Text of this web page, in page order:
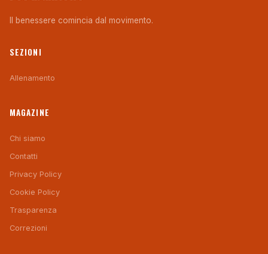
Il benessere comincia dal movimento.
SEZIONI
Allenamento
MAGAZINE
Chi siamo
Contatti
Privacy Policy
Cookie Policy
Trasparenza
Correzioni